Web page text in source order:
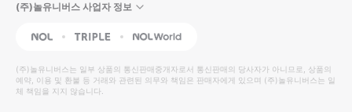
높
은
순
동
영
상
(주)놀유니버스 사업자 정보
NOL Triple Interpark Global
(주)놀유니버스는 일부 상품의 통신판매중개자로서 통신판매의 당사자가 아니므로, 상품의
예약, 이용 및 환불 등 거래와 관련된 의무와 책임은 판매자에게 있으며 (주)놀유니버스는 일
체 책임을 지지 않습니다.